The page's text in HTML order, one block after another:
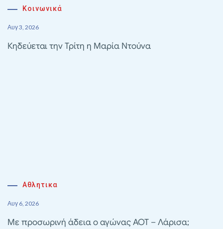
Κοινωνικά
Αυγ 3, 2026
Κηδεύεται την Τρίτη η Μαρία Ντούνα
Αθλητικα
Αυγ 6, 2026
Με προσωρινή άδεια ο αγώνας ΑΟΤ – Λάρισα;